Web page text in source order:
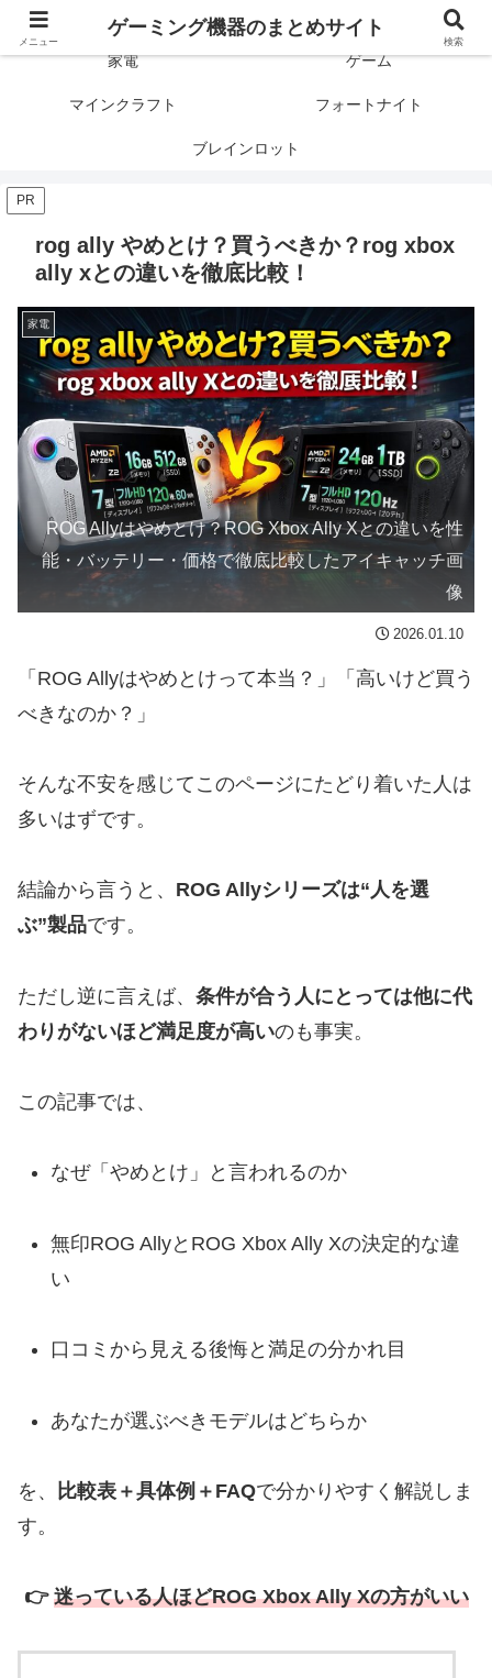
ゲーミング製品の口コミや評判と比較を紹介します！
家電 ゲーム
マインクラフト フォートナイト
ブレインロット
PR
rog ally やめとけ？買うべきか？rog xbox
ally xとの違いを徹底比較！
家電
ROG Allyはやめとけ？ROG Xbox Ally Xとの違いを性
能・バッテリー・価格で徹底比較したアイキャッチ画
像
2026.01.10
「ROG Allyはやめとけって本当？」「高いけど買う
べきなのか？」
そんな不安を感じてこのページにたどり着いた人は
多いはずです。
結論から言うと、 ROG Allyシリーズは“人を選
ぶ”製品です。
ただし逆に言えば、 条件が合う人にとっては他に代
わりがないほど満足度が高いのも事実。
この記事では、
なぜ「やめとけ」と言われるのか
無印ROG AllyとROG Xbox Ally Xの決定的な違
い
口コミから見える後悔と満足の分かれ目
あなたが選ぶべきモデルはどちらか
を、 比較表＋具体例＋FAQで分かりやすく解説しま
す。
👉 迷っている人ほどROG Xbox Ally Xの方がいい
メニュー
ゲーミング機器のまとめサイト
検索